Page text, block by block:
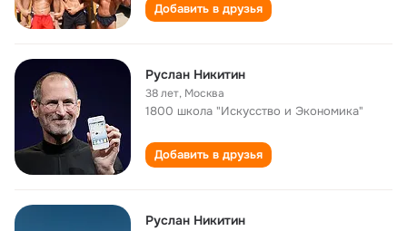
Добавить в друзья
Руслан Никитин
38 лет, Москва
1800 школа "Искусство и Экономика"
Добавить в друзья
Руслан Никитин